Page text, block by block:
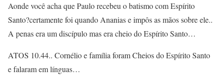
Aonde você acha que Paulo recebeu o batismo com Espírito
Santo?certamente foi quando Ananias e impôs as mãos sobre ele..
A penas era um discípulo mas era cheio do Espírito Santo…
ATOS 10.44.. Cornélio e família foram Cheios do Espírito Santo
e falaram em línguas…